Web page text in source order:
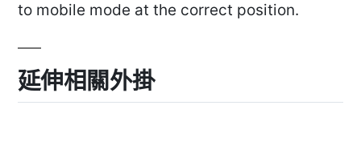
to mobile mode at the correct position.
延伸相關外掛